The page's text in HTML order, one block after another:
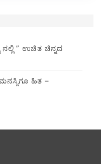
ನಲ್ಲಿ ” ಉಚಿತ ಚಿನ್ನದ
ಹಿತ –